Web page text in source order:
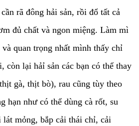
rã đông hải sản, rồi đổ tất cả
đủ chất và ngon miệng. Làm mì
quan trọng nhất mình thấy chỉ
còn lại hảỉ sản các bạn có thể thay
gà, thịt bò), rau cũng tùy theo
hạn như có thể dùng cà rốt, su
lát mỏng, bắp cải thái chỉ, cải